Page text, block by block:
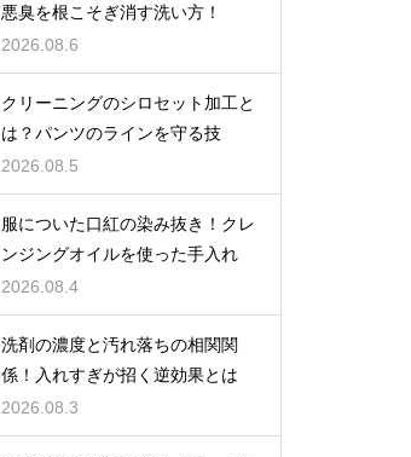
悪臭を根こそぎ消す洗い方！
2026.08.6
クリーニングのシロセット加工と
は？パンツのラインを守る技
2026.08.5
服についた口紅の染み抜き！クレ
ンジングオイルを使った手入れ
2026.08.4
洗剤の濃度と汚れ落ちの相関関
係！入れすぎが招く逆効果とは
2026.08.3